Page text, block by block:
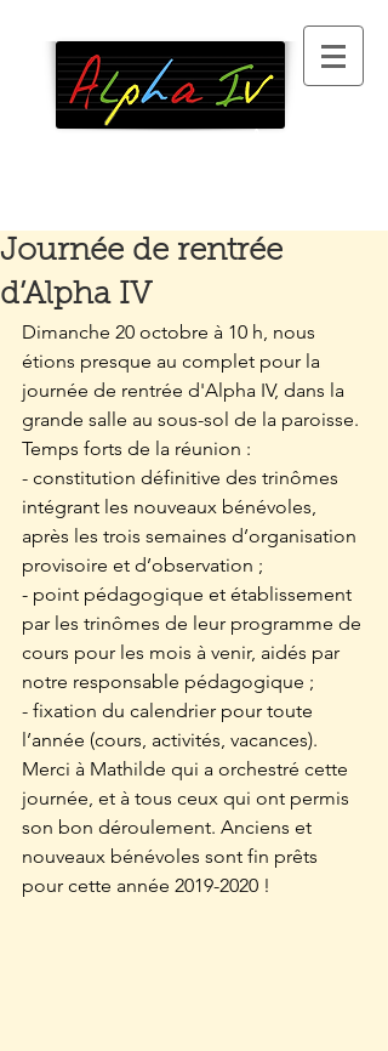
Association
Journée de rentrée
d’Alpha IV
Dimanche 20 octobre à 10 h, nous
étions presque au complet pour la
journée de rentrée d'Alpha IV, dans la
grande salle au sous-sol de la paroisse.
Temps forts de la réunion :
- constitution définitive des trinômes
intégrant les nouveaux bénévoles,
après les trois semaines d’organisation
provisoire et d’observation ;
- point pédagogique et établissement
par les trinômes de leur programme de
cours pour les mois à venir, aidés par
notre responsable pédagogique ;
- fixation du calendrier pour toute
l’année (cours, activités, vacances).
Merci à Mathilde qui a orchestré cette
journée, et à tous ceux qui ont permis
son bon déroulement. Anciens et
nouveaux bénévoles sont fin prêts
pour cette année 2019-2020 !